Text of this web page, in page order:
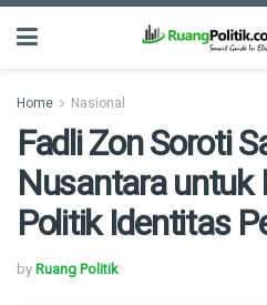
Home Nasional
Fadli Zon Soroti
Nusantara untuk
Politik Identitas
by Ruang Politik